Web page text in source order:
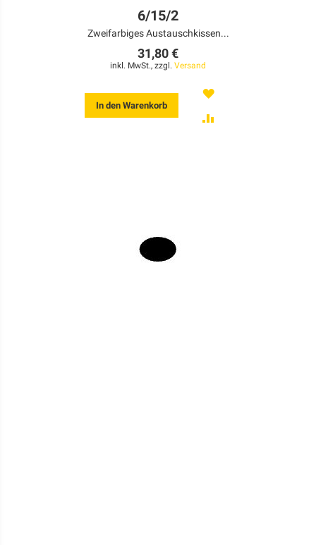
6/15/2
Zweifarbiges Austauschkissen...
31,80 €
inkl. MwSt., zzgl. Versand
In den Warenkorb
MERKEN